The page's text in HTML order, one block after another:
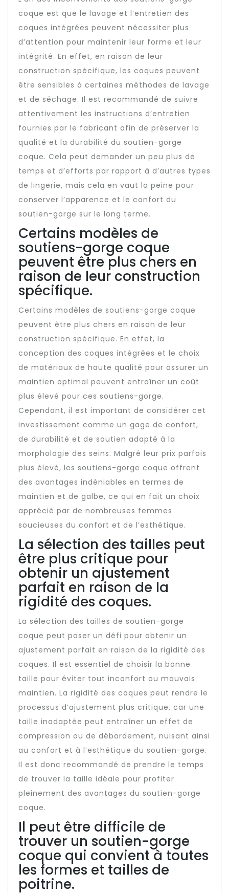
coque est que le lavage et l’entretien des
coques intégrées peuvent nécessiter plus
d’attention pour maintenir leur forme et leur
intégrité. En effet, en raison de leur
construction spécifique, les coques peuvent
être sensibles à certaines méthodes de lavage
et de séchage. Il est recommandé de suivre
attentivement les instructions d’entretien
fournies par le fabricant afin de préserver la
qualité et la durabilité du soutien-gorge
coque. Cela peut demander un peu plus de
temps et d’efforts par rapport à d’autres types
de lingerie, mais cela en vaut la peine pour
conserver l’apparence et le confort du
soutien-gorge sur le long terme.
Certains modèles de
soutiens-gorge coque
peuvent être plus chers en
raison de leur construction
spécifique.
Certains modèles de soutiens-gorge coque
peuvent être plus chers en raison de leur
construction spécifique. En effet, la
conception des coques intégrées et le choix
de matériaux de haute qualité pour assurer un
maintien optimal peuvent entraîner un coût
plus élevé pour ces soutiens-gorge.
Cependant, il est important de considérer cet
investissement comme un gage de confort,
de durabilité et de soutien adapté à la
morphologie des seins. Malgré leur prix parfois
plus élevé, les soutiens-gorge coque offrent
des avantages indéniables en termes de
maintien et de galbe, ce qui en fait un choix
apprécié par de nombreuses femmes
soucieuses du confort et de l’esthétique.
La sélection des tailles peut
être plus critique pour
obtenir un ajustement
parfait en raison de la
rigidité des coques.
La sélection des tailles de soutien-gorge
coque peut poser un défi pour obtenir un
ajustement parfait en raison de la rigidité des
coques. Il est essentiel de choisir la bonne
taille pour éviter tout inconfort ou mauvais
maintien. La rigidité des coques peut rendre le
processus d’ajustement plus critique, car une
taille inadaptée peut entraîner un effet de
compression ou de débordement, nuisant ainsi
au confort et à l’esthétique du soutien-gorge.
Il est donc recommandé de prendre le temps
de trouver la taille idéale pour profiter
pleinement des avantages du soutien-gorge
coque.
Il peut être difficile de
trouver un soutien-gorge
coque qui convient à toutes
les formes et tailles de
poitrine.